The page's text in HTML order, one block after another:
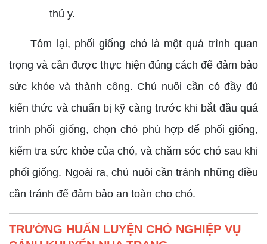
thú y.
Tóm lại, phối giống chó là một quá trình quan
trọng và cần được thực hiện đúng cách để đảm bảo
sức khỏe và thành công. Chủ nuôi cần có đầy đủ
kiến thức và chuẩn bị kỹ càng trước khi bắt đầu quá
trình phối giống, chọn chó phù hợp để phối giống,
kiểm tra sức khỏe của chó, và chăm sóc chó sau khi
phối giống. Ngoài ra, chủ nuôi cần tránh những điều
cần tránh để đảm bảo an toàn cho chó.
TRƯỜNG HUẤN LUYỆN CHÓ NGHIỆP VỤ